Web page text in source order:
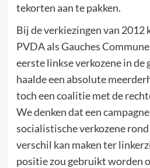
tekorten aan te pakken.
Bij de verkiezingen van 2012
PVDA als Gauches
eerste linkse verkozene in de
haalde een absolute
toch een coalitie met de
We denken dat een
socialistische verkozene
verschil kan maken ter
positie zou gebruikt worden